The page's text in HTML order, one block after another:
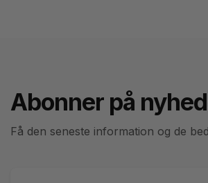
Abonner på
Få den seneste information og de